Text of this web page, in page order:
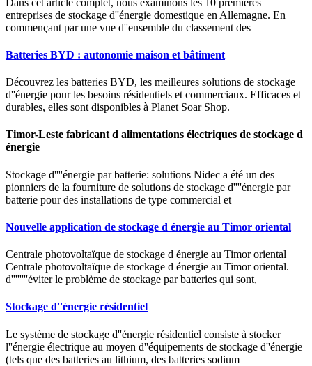
entreprises de stockage d''énergie domestique en Allemagne. En
commençant par une vue d''ensemble du classement des
Batteries BYD : autonomie maison et bâtiment
Découvrez les batteries BYD, les meilleures solutions de stockage
d''énergie pour les besoins résidentiels et commerciaux. Efficaces et
durables, elles sont disponibles à Planet Soar Shop.
Timor-Leste fabricant d alimentations électriques de stockage d
énergie
Stockage d''''énergie par batterie: solutions Nidec a été un des
pionniers de la fourniture de solutions de stockage d''''énergie par
batterie pour des installations de type commercial et
Nouvelle application de stockage d énergie au Timor oriental
Centrale photovoltaïque de stockage d énergie au Timor oriental
Centrale photovoltaïque de stockage d énergie au Timor oriental.
d''''''''éviter le problème de stockage par batteries qui sont,
Stockage d''énergie résidentiel
Le système de stockage d''énergie résidentiel consiste à stocker
l''énergie électrique au moyen d''équipements de stockage d''énergie
(tels que des batteries au lithium, des batteries sodium